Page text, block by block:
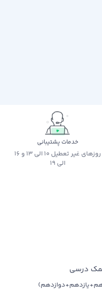
خدمات پشتیبانی
روزهای غیر تعطیل 10 الی 13 و 16
الی 19
درسی